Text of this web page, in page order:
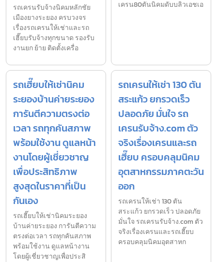
รถเครนรับจ้างนิคมหลักชัย
เมืองยางระยอง ครบวงจร
เรื่องรถเครนให้เช่าและรถ
เฮี๊ยบรับจ้างทุกขนาด รองรับ
งานยก ย้าย ติดตั้งเครื่อ
เครน80ตันนิคมดับบลิวเอชเอ
รถเฮี๊ยบให้เช่านิคม
ระยองบ้านค่ายระยอง
การันตีความตรงต่อ
เวลา รถทุกคันสภาพ
พร้อมใช้งาน ดูแลหน้า
งานโดยผู้เชี่ยวชาญ
เพื่อประสิทธิภาพ
สูงสุดในราคาที่เป็น
กันเอง
รถเฮี๊ยบให้เช่านิคมระยอง
บ้านค่ายระยอง การันตีความ
ตรงต่อเวลา รถทุกคันสภาพ
พร้อมใช้งาน ดูแลหน้างาน
โดยผู้เชี่ยวชาญเพื่อประสิ
รถเครนให้เช่า 130 ตัน
สระแก้ว ยกรวดเร็ว
ปลอดภัย มั่นใจ รถ
เครนรับจ้าง.com ตัว
จริงเรื่องเครนและรถ
เฮี๊ยบ ครอบคลุมนิคม
อุตสาหกรรมภาคตะวัน
ออก
รถเครนให้เช่า 130 ตัน
สระแก้ว ยกรวดเร็ว ปลอดภัย
มั่นใจ รถเครนรับจ้าง.com ตัว
จริงเรื่องเครนและรถเฮี๊ยบ
ครอบคลุมนิคมอุตสาหก